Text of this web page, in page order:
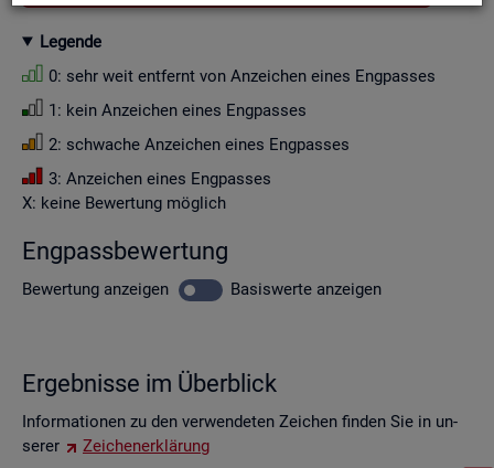
Le­gen­de
0: sehr weit ent­fernt von An­zei­chen eines Eng­pas­ses
1: kein An­zei­chen eines Eng­pas­ses
2: schwa­che An­zei­chen eines Eng­pas­ses
3: An­zei­chen eines Eng­pas­ses
X: keine Be­wer­tung mög­lich
Eng­pass­be­wer­tung
Be­wer­tung an­zei­gen Ba­sis­wer­te an­zei­gen
Er­geb­nis­se im Über­blick
In­for­ma­tio­nen zu den ver­wen­de­ten Zei­chen fin­den Sie in un­
se­rer
Zei­chen­er­klä­rung